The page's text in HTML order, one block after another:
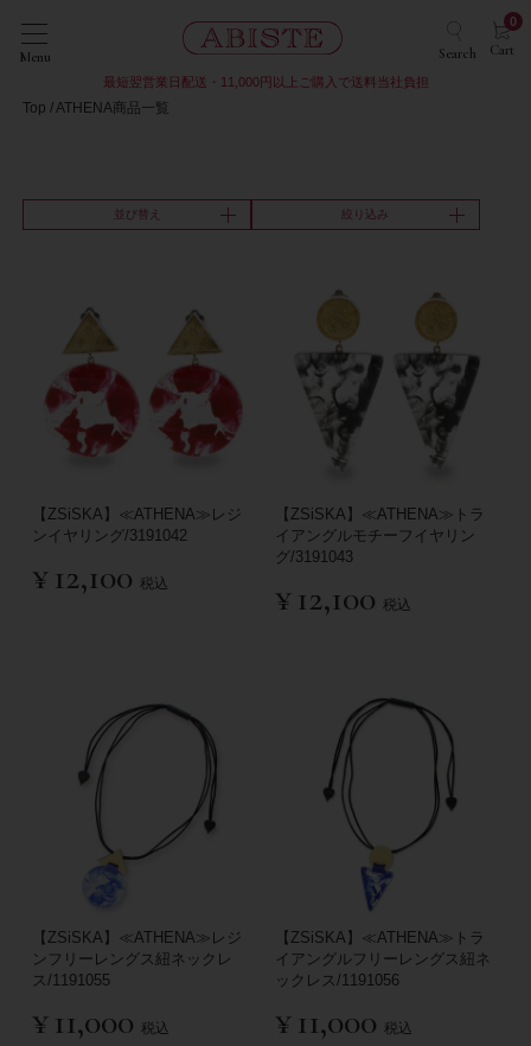
Menu Search Cart
0
最短翌営業日配送・11,000円以上ご購入で送料当社負担
Top ATHENA商品一覧
並び替え 絞り込み
【ZSiSKA】≪ATHENA≫レジ
ンイヤリング/3191042
¥ 12,100 税込
【ZSiSKA】≪ATHENA≫トラ
イアングルモチーフイヤリン
グ/3191043
¥ 12,100 税込
【ZSiSKA】≪ATHENA≫レジ
ンフリーレングス紐ネックレ
ス/1191055
¥ 11,000 税込
【ZSiSKA】≪ATHENA≫トラ
イアングルフリーレングス紐ネ
ックレス/1191056
¥ 11,000 税込